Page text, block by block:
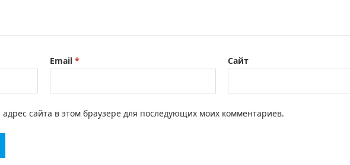
Email * Сайт
сайта в этом браузере для последующих моих комментариев.